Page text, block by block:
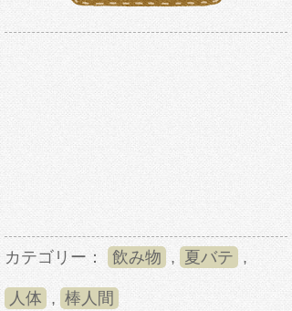
カテゴリー： 飲み物 , 夏バテ ,
人体 , 棒人間